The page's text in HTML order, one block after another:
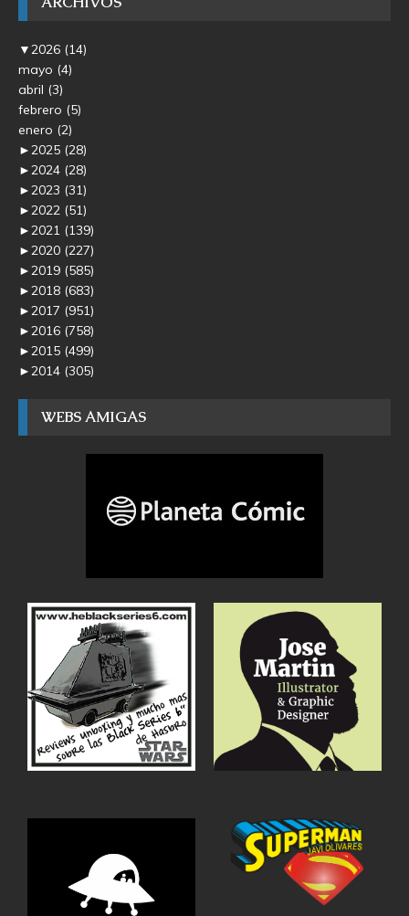
▼2026 (14)
mayo (4)
abril (3)
febrero (5)
enero (2)
►2025 (28)
►2024 (28)
►2023 (31)
►2022 (51)
►2021 (139)
►2020 (227)
►2019 (585)
►2018 (683)
►2017 (951)
►2016 (758)
►2015 (499)
►2014 (305)
WEBS AMIGAS